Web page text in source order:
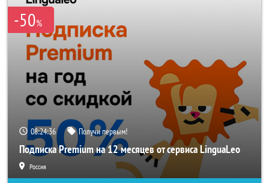
-50%
08:24:35 Получи первым!
Подписка Premium на 12 месяцев от сервиса LinguaLeo
Россия